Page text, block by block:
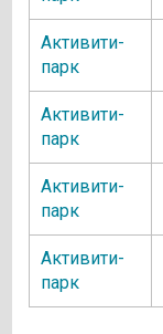
Активити-
парк
Активити-
парк
Активити-
парк
Активити-
парк